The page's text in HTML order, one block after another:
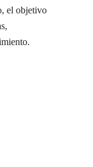
el objetivo